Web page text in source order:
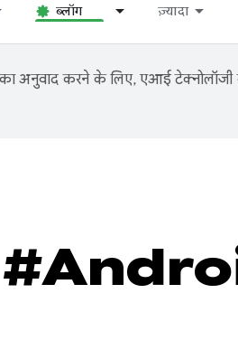
ब्लॉग ज़्यादा
अनुवाद करने के लिए, एआई